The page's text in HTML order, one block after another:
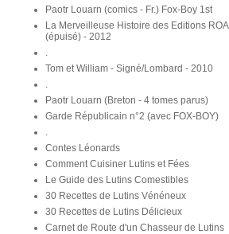
Paotr Louarn (comics - Fr.) Fox-Boy 1st
La Merveilleuse Histoire des Editions ROA
(épuisé) - 2012
.
Tom et William - Signé/Lombard - 2010
.
Paotr Louarn (Breton - 4 tomes parus)
Garde Républicain n°2 (avec FOX-BOY)
.
Contes Léonards
Comment Cuisiner Lutins et Fées
Le Guide des Lutins Comestibles
30 Recettes de Lutins Vénéneux
30 Recettes de Lutins Délicieux
Carnet de Route d'un Chasseur de Lutins